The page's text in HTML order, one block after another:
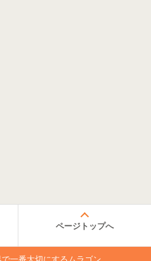
ページトップへ
一番大切にするムラゴン